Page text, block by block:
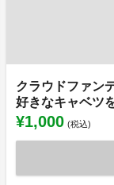
クラウドファン
好きなキャベツ
¥1,000 (税込)